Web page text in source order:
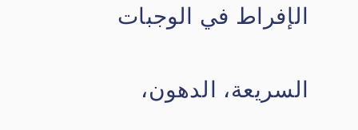
الإفراط في الوجبات
السريعة، الدهون،